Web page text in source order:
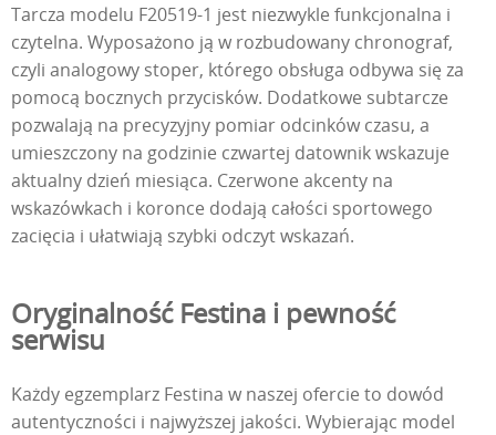
Tarcza modelu F20519-1 jest niezwykle funkcjonalna i
czytelna. Wyposażono ją w rozbudowany chronograf,
czyli analogowy stoper, którego obsługa odbywa się za
pomocą bocznych przycisków. Dodatkowe subtarcze
pozwalają na precyzyjny pomiar odcinków czasu, a
umieszczony na godzinie czwartej datownik wskazuje
aktualny dzień miesiąca. Czerwone akcenty na
wskazówkach i koronce dodają całości sportowego
zacięcia i ułatwiają szybki odczyt wskazań.
Oryginalność Festina i pewność
serwisu
Każdy egzemplarz Festina w naszej ofercie to dowód
autentyczności i najwyższej jakości. Wybierając model